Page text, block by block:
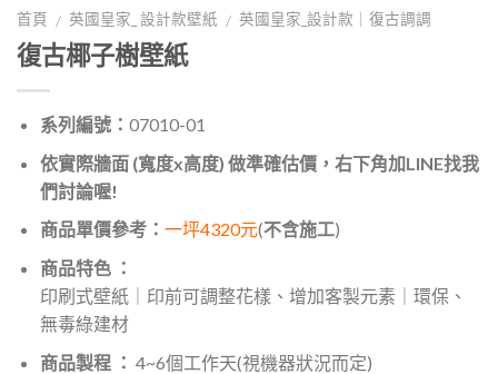
首頁 / 英國皇家_ 設計款壁紙 / 英國皇家_設計款｜復古調調
復古椰子樹壁紙
系列編號： 07010-01
依實際牆面 (寬度x高度) 做準確估價，右下角加LINE找我
們討論喔!
商品單價參考： 一坪4320元(不含施工)
商品特色 ：
印刷式壁紙｜印前可調整花樣、增加客製元素｜環保、
無毒綠建材
商品製程 ： 4~6個工作天(視機器狀況而定)